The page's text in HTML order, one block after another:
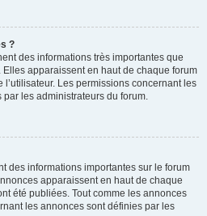
?
des informations très importantes que
apparaissent en haut de chaque forum
Les permissions concernant les
les administrateurs du forum.
des informations importantes sur le forum
apparaissent en haut de chaque
été publiées. Tout comme les annonces
les annonces sont définies par les